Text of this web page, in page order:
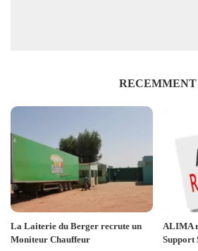
RECEMMENT
La Laiterie du Berger recrute un
Moniteur Chauffeur
ALIMA
Support